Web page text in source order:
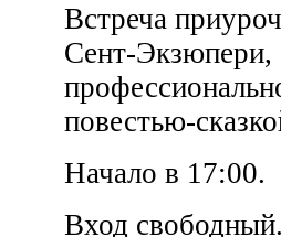
Встреча
Сент-Экзюпери,
повестью-
Начало в 17:00.
Вход